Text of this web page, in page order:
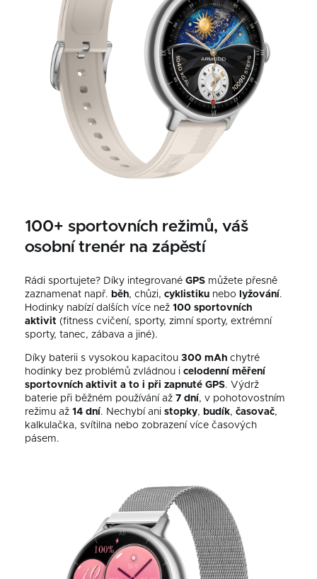
100+ sportovních režimů, váš
osobní trenér na zápěstí
Rádi sportujete? Díky integrované GPS můžete přesně
zaznamenat např. běh, chůzi, cyklistiku nebo lyžování.
Hodinky nabízí dalších více než 100 sportovních
aktivit (fitness cvičení, sporty, zimní sporty, extrémní
sporty, tanec, zábava a jiné).
Díky baterii s vysokou kapacitou 300 mAh chytré
hodinky bez problémů zvládnou i celodenní měření
sportovních aktivit a to i při zapnuté GPS. Výdrž
baterie při běžném používání až 7 dní, v pohotovostním
režimu až 14 dní. Nechybí ani stopky, budík, časovač,
kalkulačka, svítilna nebo zobrazení více časových
pásem.